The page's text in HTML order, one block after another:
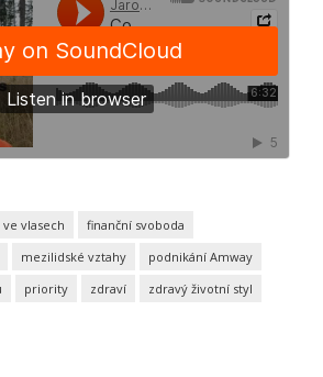
vlasech
finanční svoboda
mezilidské vztahy
podnikání Amway
priority zdraví zdravý životní styl